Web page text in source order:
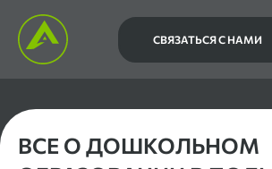
СВЯЗАТЬСЯ С НАМИ
ВСЕ О ДОШКОЛЬНОМ